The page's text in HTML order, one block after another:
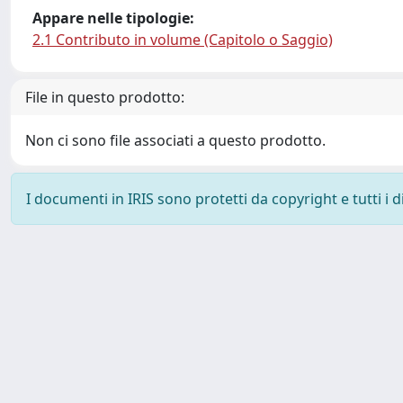
Appare nelle tipologie:
2.1 Contributo in volume (Capitolo o Saggio)
File in questo prodotto:
Non ci sono file associati a questo prodotto.
I documenti in IRIS sono protetti da copyright e tutti i